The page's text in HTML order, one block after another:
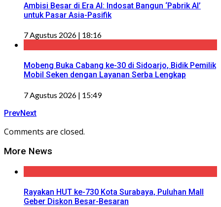
Ambisi Besar di Era AI: Indosat Bangun ‘Pabrik AI’
untuk Pasar Asia-Pasifik
7 Agustus 2026 | 18:16
Mobeng Buka Cabang ke-30 di Sidoarjo, Bidik Pemilik
Mobil Seken dengan Layanan Serba Lengkap
7 Agustus 2026 | 15:49
PrevNext
Comments are closed.
More News
Rayakan HUT ke-730 Kota Surabaya, Puluhan Mall
Geber Diskon Besar-Besaran